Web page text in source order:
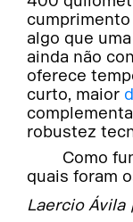
algo que
ainda não
oferece
curto, maior
robustez
Como
quais foram
Laercio Ávila